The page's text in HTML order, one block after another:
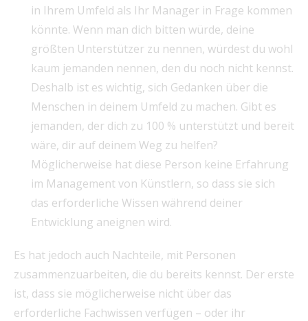
in Ihrem Umfeld als Ihr Manager in Frage kommen
könnte. Wenn man dich bitten würde, deine
größten Unterstützer zu nennen, würdest du wohl
kaum jemanden nennen, den du noch nicht kennst.
Deshalb ist es wichtig, sich Gedanken über die
Menschen in deinem Umfeld zu machen. Gibt es
jemanden, der dich zu 100 % unterstützt und bereit
wäre, dir auf deinem Weg zu helfen?
Möglicherweise hat diese Person keine Erfahrung
im Management von Künstlern, so dass sie sich
das erforderliche Wissen während deiner
Entwicklung aneignen wird.
Es hat jedoch auch Nachteile, mit Personen
zusammenzuarbeiten, die du bereits kennst. Der erste
ist, dass sie möglicherweise nicht über das
erforderliche Fachwissen verfügen – oder ihr